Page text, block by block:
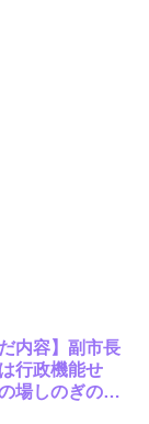
内容】副市長
行政機能せ
場しのぎの誤